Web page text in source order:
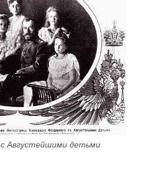
Августейшими детьми